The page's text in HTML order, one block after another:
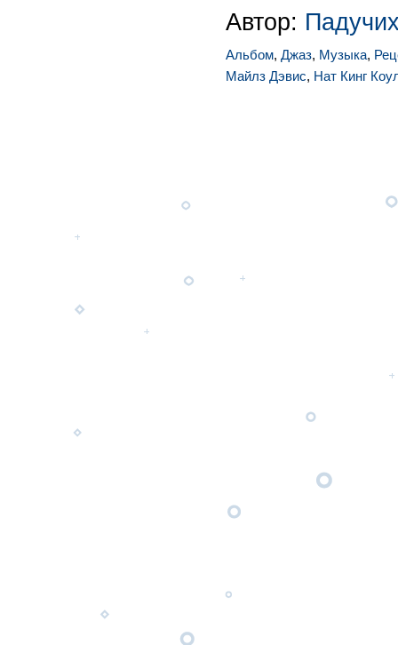
Автор:
Альбом, Джаз, Музыка,
Майлз Дэвис, Нат Кинг